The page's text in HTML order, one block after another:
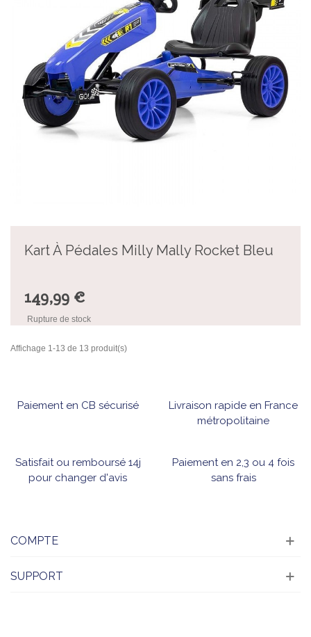
Kart À Pédales Milly Mally Rocket Bleu
149,99 €
Rupture de stock
Affichage 1-13 de 13 produit(s)
Paiement en CB sécurisé
Livraison rapide en France
métropolitaine
Satisfait ou remboursé 14j
pour changer d'avis
Paiement en 2,3 ou 4 fois
sans frais
COMPTE
SUPPORT